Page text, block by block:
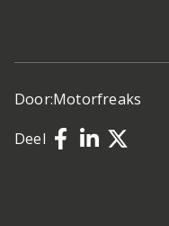
Door:Motorfreaks
Deel